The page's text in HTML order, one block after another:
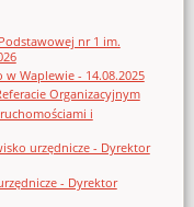
nr 1 im.
w Waplewie - 14.08.2025
Organizacyjnym
i
urzędnicze - Dyrektor
- Dyrektor